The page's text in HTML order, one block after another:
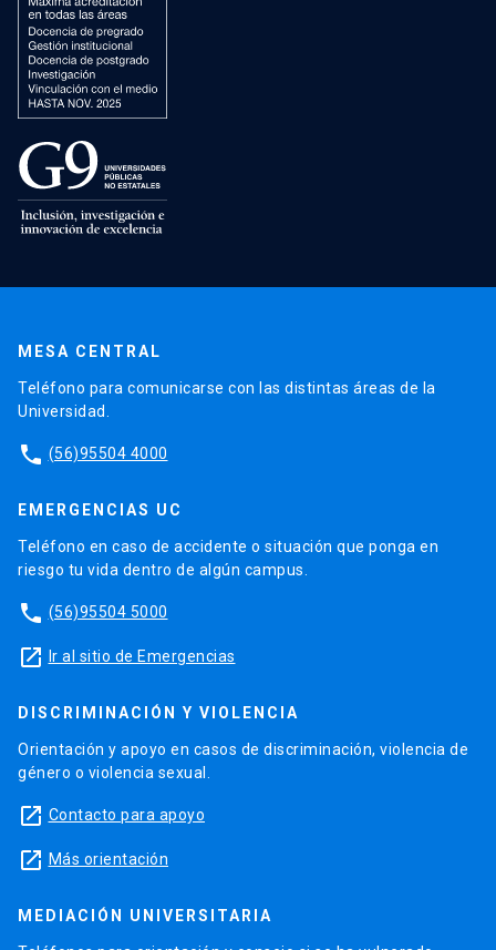
MESA CENTRAL
Teléfono para comunicarse con las distintas áreas de la
Universidad.
phone (56)95504 4000
EMERGENCIAS UC
Teléfono en caso de accidente o situación que ponga en
riesgo tu vida dentro de algún campus.
phone (56)95504 5000
launch Ir al sitio de Emergencias
DISCRIMINACIÓN Y VIOLENCIA
Orientación y apoyo en casos de discriminación, violencia de
género o violencia sexual.
launch Contacto para apoyo
launch Más orientación
MEDIACIÓN UNIVERSITARIA